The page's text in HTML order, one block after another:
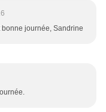
journée, Sandrine